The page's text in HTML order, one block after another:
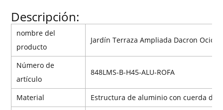
Descripción:
nombre del
producto
Jardín Terraza Ampliada Dacron Ocio
Número de
artículo
848LMS-B-H45-ALU-ROFA
Material
Estructura de aluminio con cuerda de